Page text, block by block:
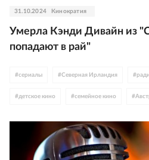
31.10.2024 Кинократия
Умерла Кэнди Дивайн из
попадают в рай"
#сериалы #Северная Ирландия #
#детское кино #семейное кино #